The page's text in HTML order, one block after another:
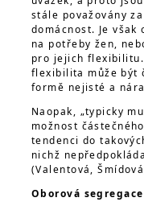
stále považovány
domácnost. Je
na potřeby žen,
pro jejich
flexibilita může být
formě nejisté a
Naopak, „typicky
možnost
tendenci do
nichž
(Valentová,
Oborová